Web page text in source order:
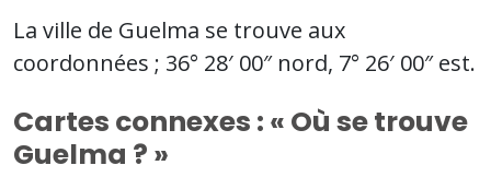
La ville de Guelma se trouve aux
coordonnées ; 36° 28′ 00″ nord, 7° 26′ 00″ est.
Cartes connexes : « Où se trouve
Guelma ? »